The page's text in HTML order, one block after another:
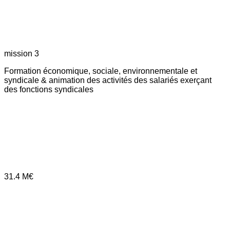
mission 3
Formation économique, sociale, environnementale et
syndicale & animation des activités des salariés exerçant
des fonctions syndicales
31.4 M€